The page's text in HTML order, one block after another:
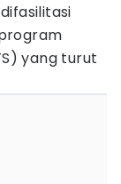
yang turut